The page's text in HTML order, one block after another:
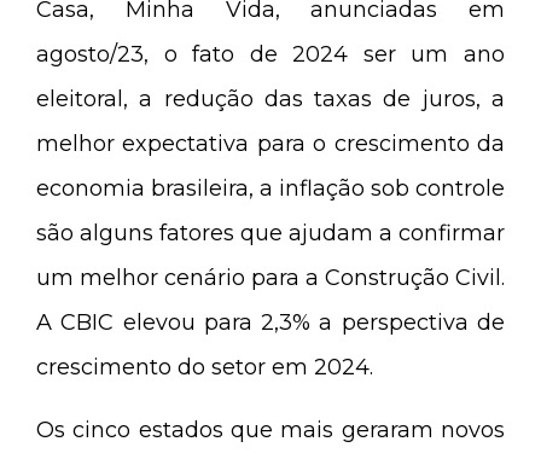
Casa, Minha Vida, anunciadas em
agosto/23, o fato de 2024 ser um ano
eleitoral, a redução das taxas de juros, a
melhor expectativa para o crescimento da
economia brasileira, a inflação sob controle
são alguns fatores que ajudam a confirmar
um melhor cenário para a Construção Civil.
A CBIC elevou para 2,3% a perspectiva de
crescimento do setor em 2024.
Os cinco estados que mais geraram novos